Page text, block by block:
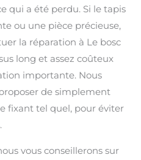
qui a été perdu. Si le tapis
ou une pièce précieuse,
la réparation à Le bosc
long et assez coûteux
importante. Nous
de simplement
fixant tel quel, pour éviter
vous conseillerons sur